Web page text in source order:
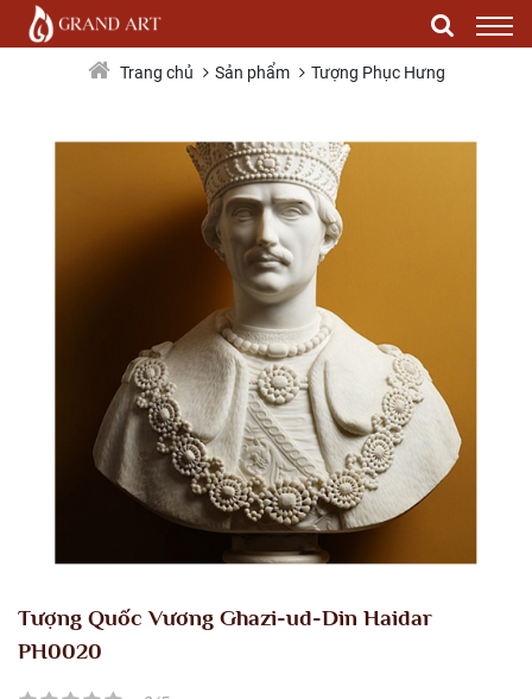
Trang chủ Sản phẩm Tượng Phục Hưng
Tượng Quốc Vương Ghazi-ud-Din Haidar
PH0020